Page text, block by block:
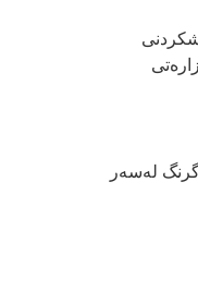
لەسەر